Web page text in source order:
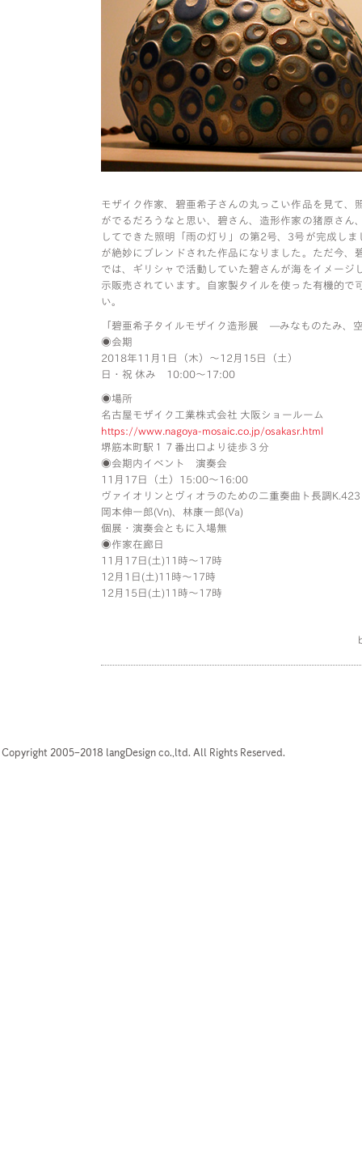
モザイク作家、碧亜希子さんの丸っこい作品を見て、
がでるだろうなと思い、碧さん、造形作家の猪原さん
してできた照明「雨の灯り」の第2号、3号が完成し
が絶妙にブレンドされた作品になりました。ただ今、
では、ギリシャで活動していた碧さんが海をイメージ
示販売されています。自家製タイルを使った有機的で
い。
「碧亜希子タイルモザイク造形展 —みなものたみ、
◉会期
2018年11月1日（木）〜12月15日（土）
日・祝 休み 10:00〜17:00
◉場所
名古屋モザイク工業株式会社 大阪ショールーム
https://www.nagoya-mosaic.co.jp/osakasr.html
堺筋本町駅１７番出口より徒歩３分
◉会期内イベント 演奏会
11月17日（土）15:00〜16:00
ヴァイオリンとヴィオラのための二重奏曲ト長調
岡本伸一郎(Vn)、林康一郎(Va)
個展・演奏会ともに入場無
◉作家在廊日
11月17日(土)11時〜17時
12月1日(土)11時〜17時
12月15日(土)11時〜17時
Copyright 2005–2018 langDesign co.,ltd. All Rights Reserved.